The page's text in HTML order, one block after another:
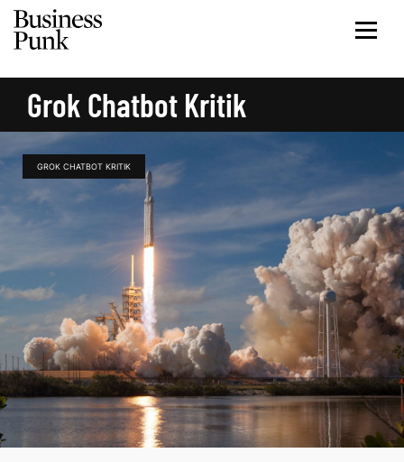
Grok Chatbot Kritik
GROK CHATBOT KRITIK